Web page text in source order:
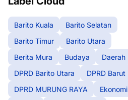
Barito Kuala
Barito Selatan
Barito Timur
Barito Utara
Berita Mura
Budaya
Daerah
DPRD Barito Utara
DPRD Barut
DPRD MURUNG RAYA
Ekonomi